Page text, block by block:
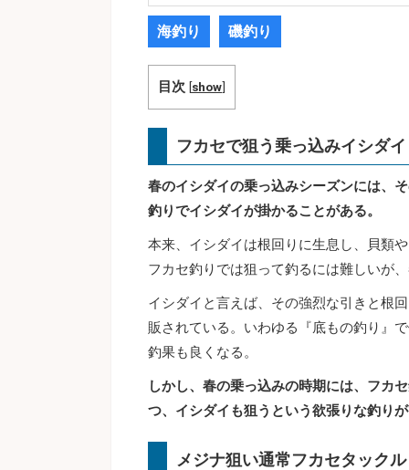
海釣り 磯釣り
目次 [show]
フカセで狙う乗っ込みイシダイ
春のイシダイの乗っ込みシーズンには、
釣りでイシダイが掛かることがある。
本来、イシダイは根回りに生息し、貝類
フカセ釣りでは狙って釣るには難しいが
イシダイと言えば、その強烈な引きと根
販されている。いわゆる『底もの釣り』
釣果も良くなる。
しかし、春の乗っ込みの時期には、フカ
つ、イシダイも狙うという欲張りな釣り
メジナ狙い通常フカセタックル